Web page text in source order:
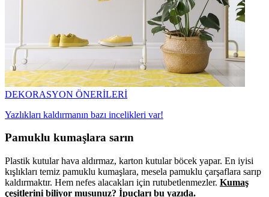
DEKORASYON ÖNERİLERİ
Yazlıkları kaldırmanın bazı incelikleri var!
Pamuklu kumaşlara sarın
Plastik kutular hava aldırmaz, karton kutular böcek yapar. En iyisi
kışlıkları temiz pamuklu kumaşlara, mesela pamuklu çarşaflara sarıp
kaldırmaktır. Hem nefes alacakları için rutubetlenmezler. Kumaş
çeşitlerini biliyor musunuz? İpuçları bu yazıda.